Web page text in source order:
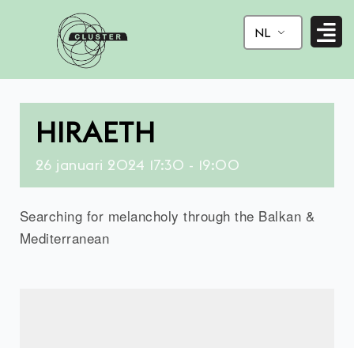
NL
HIRAETH
26 januari 2024 17:30 - 19:00
Searching for melancholy through the Balkan &
Mediterranean